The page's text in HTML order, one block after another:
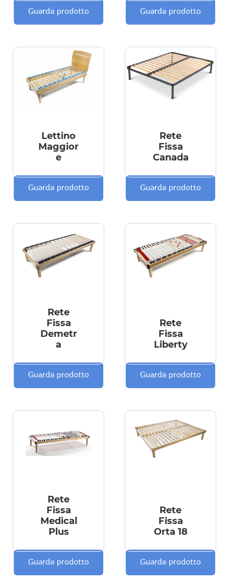
Guarda prodotto Guarda prodotto
Lettino
Maggior
e
Guarda prodotto
Rete
Fissa
Canada
Guarda prodotto
Rete
Fissa
Demetr
a
Guarda prodotto
Rete
Fissa
Liberty
Guarda prodotto
Rete
Fissa
Medical
Plus
Guarda prodotto
Rete
Fissa
Orta 18
Guarda prodotto